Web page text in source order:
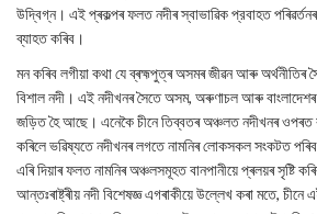
উদ্বিগ্ন। এই প্ৰকল্পৰ ফলত নদীৰ স্বাভাৱিক প্রবাহত
ব্যাহত কৰিব।
মন কৰিব লগীয়া কথা যে ব্ৰহ্মপুত্ৰ অসমৰ জীৱন আৰু
বিশাল নদী। এই নদীখনৰ সৈতে অসম, অৰুণাচল আৰু
জড়িত হৈ আছে। এনেকৈ চীনে তিব্বতৰ অঞ্চলত নদীখনৰ ওপৰত
কৰিলে ভৱিষ্যতে নদীখনৰ লগতে নামনিৰ লোকসকল সংকটত
এৰি দিয়াৰ ফলত নামনিৰ অঞ্চলসমূহত বানপানীয়ে প্ৰলয়ৰ সৃষ্টি
আন্তঃৰাষ্ট্ৰীয় নদী বিশেষজ্ঞ এগৰাকীয়ে উল্লেখ কৰা মতে,